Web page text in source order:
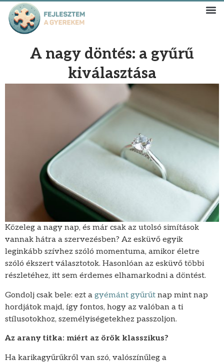
A nagy döntés: a gyűrű
kiválasztása
Közeleg a nagy nap, és már csak az utolsó simítások
vannak hátra a szervezésben? Az esküvő egyik
leginkább szívhez szóló momentuma, amikor életre
szóló ékszert választotok. Hasonlóan az esküvő többi
részletéhez, itt sem érdemes elhamarkodni a döntést.
Gondolj csak bele: ezt a gyémánt gyűrűt nap mint nap
hordjátok majd, így fontos, hogy az valóban a ti
stílusotokhoz, személyiségetekhez passzoljon.
Az arany titka: miért az örök klasszikus?
Ha karikagyűrűkről van szó, valószínűleg a